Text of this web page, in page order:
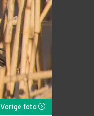
Vorige foto